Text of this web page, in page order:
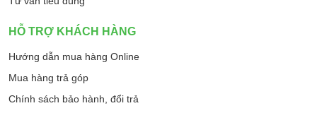
HỖ TRỢ KHÁCH HÀNG
Hướng dẫn mua hàng Online
Mua hàng trả góp
Chính sách bảo hành, đổi trả